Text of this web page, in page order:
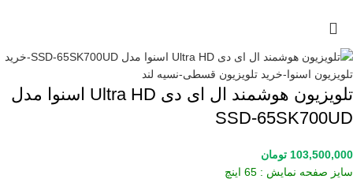
تلویزیون هوشمند ال ای دی Ultra HD اسنوا مدل
SSD-65SK700UD
103,500,000 تومان
سایز صفحه نمایش : 65 اینچ